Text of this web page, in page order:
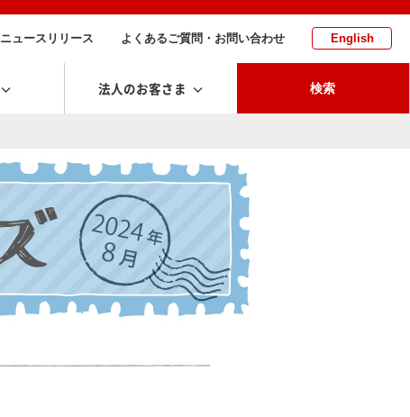
ニュースリリース よくあるご質問・お問い合わせ English
法人のお客さま 検索